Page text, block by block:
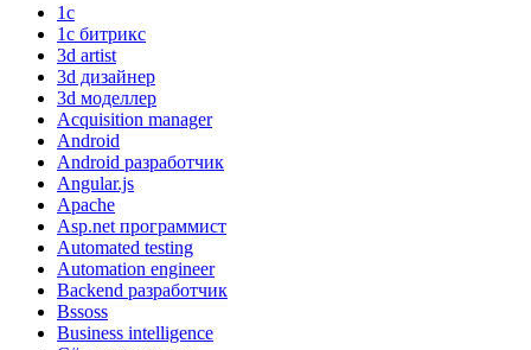
1с
1с битрикс
3d artist
3d дизайнер
3d моделлер
Acquisition manager
Android
Android разработчик
Angular.js
Apache
Asp.net программист
Automated testing
Automation engineer
Backend разработчик
Bssoss
Business intelligence